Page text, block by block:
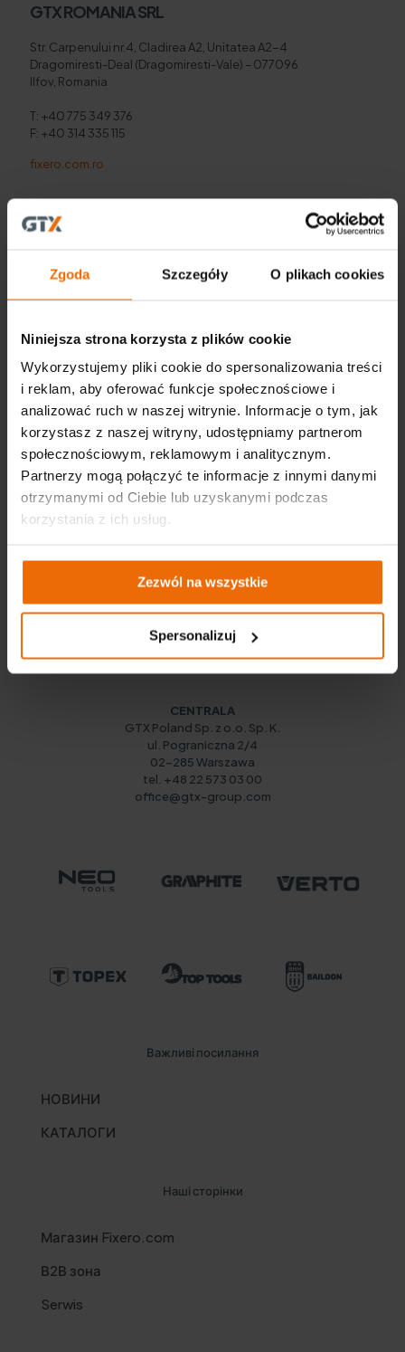
Zgoda Szczegóły O plikach cookies
Niniejsza strona korzysta z plików cookie
Wykorzystujemy pliki cookie do spersonalizowania treści
i reklam, aby oferować funkcje społecznościowe i
analizować ruch w naszej witrynie. Informacje o tym, jak
korzystasz z naszej witryny, udostępniamy partnerom
społecznościowym, reklamowym i analitycznym.
Partnerzy mogą połączyć te informacje z innymi danymi
otrzymanymi od Ciebie lub uzyskanymi podczas
korzystania z ich usług.
Zezwól na wszystkie
Spersonalizuj
GTX ROMANIA SRL
Str. Carpenului nr.4, Cladirea A2, Unitatea A2-4
Dragomiresti-Deal (Dragomiresti-Vale) – 077096
Ilfov, Romania
T: +40 775 349 376
F: +40 314 335 115
fixero.com.ro
CENTRALA
GTX Poland Sp. z o.o. Sp. K.
ul. Pograniczna 2/4
02-285 Warszawa
tel. +48 22 573 03 00
office@gtx-group.com
Важливі посилання
НОВИНИ
КАТАЛОГИ
Наші сторінки
Магазин Fixero.com
В2В зона
Serwis